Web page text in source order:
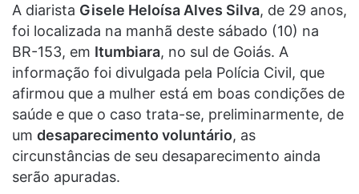
A diarista Gisele Heloísa Alves Silva, de 29 anos,
foi localizada na manhã deste sábado (10) na
BR-153, em Itumbiara, no sul de Goiás. A
informação foi divulgada pela Polícia Civil, que
afirmou que a mulher está em boas condições de
saúde e que o caso trata-se, preliminarmente, de
um desaparecimento voluntário, as
circunstâncias de seu desaparecimento ainda
serão apuradas.